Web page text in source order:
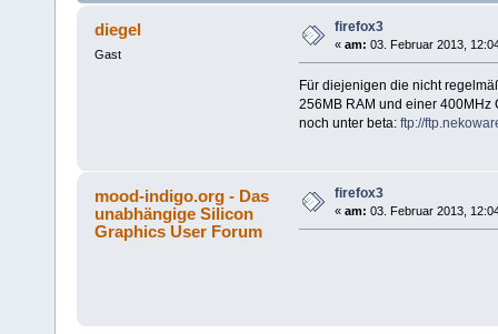
diegel
Gast
firefox3
« am: 03. Februar 2013,
Für diejenigen die nicht
256MB RAM und einer
noch unter beta: ftp://
mood-indigo.org - Das
unabhängige Silicon
Graphics User Forum
firefox3
« am: 03. Februar 2013,